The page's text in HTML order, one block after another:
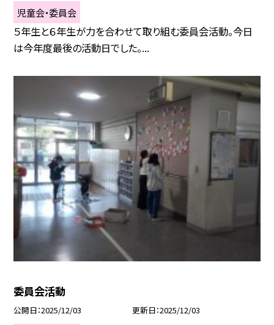
児童会・委員会
５年生と６年生が力を合わせて取り組む委員会活動。今日
は今年度最後の活動日でした。...
委員会活動
公開日 2025/12/03 更新日 2025/12/03